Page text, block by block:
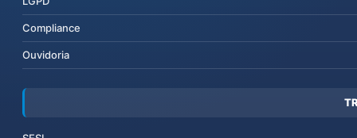
Compliance
Ouvidoria